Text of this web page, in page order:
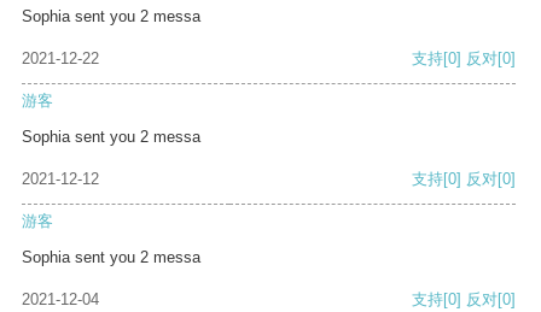
Sophia sent you 2 messa
2021-12-22 支持[0] 反对[0]
游客
Sophia sent you 2 messa
2021-12-12 支持[0] 反对[0]
游客
Sophia sent you 2 messa
2021-12-04 支持[0] 反对[0]